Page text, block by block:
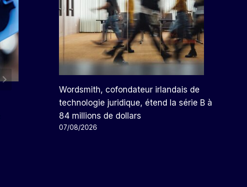
Le SIAR 2023 Arrive, Le Rendez-
Vous Privilégié Des
Collectionneurs En Quête De
Wordsmith, cofondateur irlandais de
technologie juridique, étend la série B à
84 millions de dollars
07/08/2026